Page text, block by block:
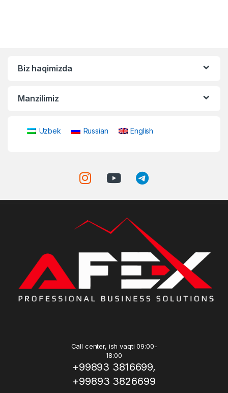
Biz haqimizda
Manzilimiz
Uzbek Russian English
Call center, ish vaqti 09:00-
18:00
+99893 3816699,
+99893 3826699